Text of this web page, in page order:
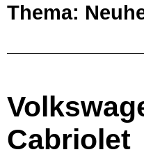
Thema:
Cabriolet